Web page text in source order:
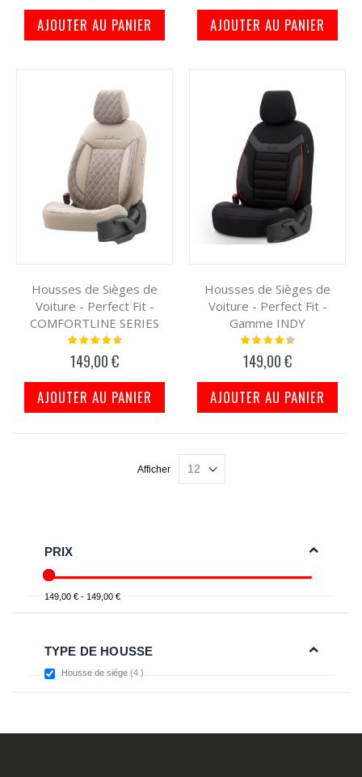
AJOUTER AU PANIER AJOUTER AU PANIER
Housses de Sièges de
Voiture - Perfect Fit -
COMFORTLINE SERIES
Notation:
149,00 €
AJOUTER AU PANIER
Housses de Sièges de
Voiture - Perfect Fit -
Gamme INDY
Notation:
149,00 €
AJOUTER AU PANIER
Afficher
PRIX
149,00 € - 149,00 €
TYPE DE HOUSSE
Housse de siége 4 items